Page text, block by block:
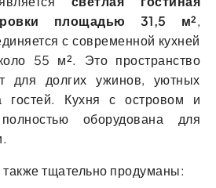
площадью 31,5 м²,
с современной кухней
55 м². Это пространство
для долгих ужинов, уютных
гостей. Кухня с островом и
оборудована для
тщательно продуманы: